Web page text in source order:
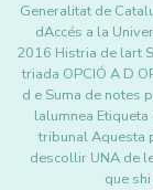
Generalitat de
dAccés a la
2016 Histria de lart
triada OPCIÓ A D
d e Suma de notes
lalumnea
tribunal Aquesta
descollir UNA de
que